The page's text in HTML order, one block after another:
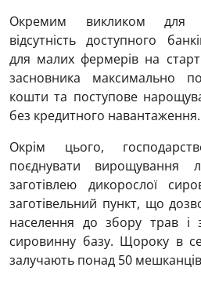
Окремим викликом для
відсутність доступного
для малих фермерів на
засновника максимально
кошти та поступове
без кредитного навантаження.
Окрім цього,
поєднувати вирощування
заготівлею дикорослої
заготівельний пункт, що
населення до збору трав і
сировинну базу. Щороку в
залучають понад 50